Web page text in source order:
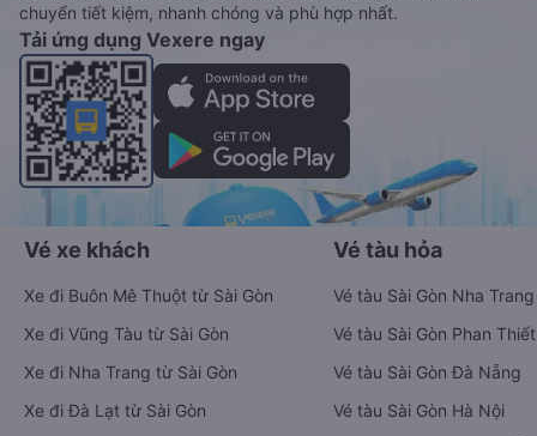
chuyển tiết kiệm, nhanh chóng và phù hợp nhất.
Tải ứng dụng Vexere ngay
Vé xe khách
Xe đi Buôn Mê Thuột từ Sài Gòn
Xe đi Vũng Tàu từ Sài Gòn
Xe đi Nha Trang từ Sài Gòn
Xe đi Đà Lạt từ Sài Gòn
Vé tàu hỏa
Vé tàu Sài Gòn Nha Trang
Vé tàu Sài Gòn Phan Thiết
Vé tàu Sài Gòn Đà Nẵng
Vé tàu Sài Gòn Hà Nội